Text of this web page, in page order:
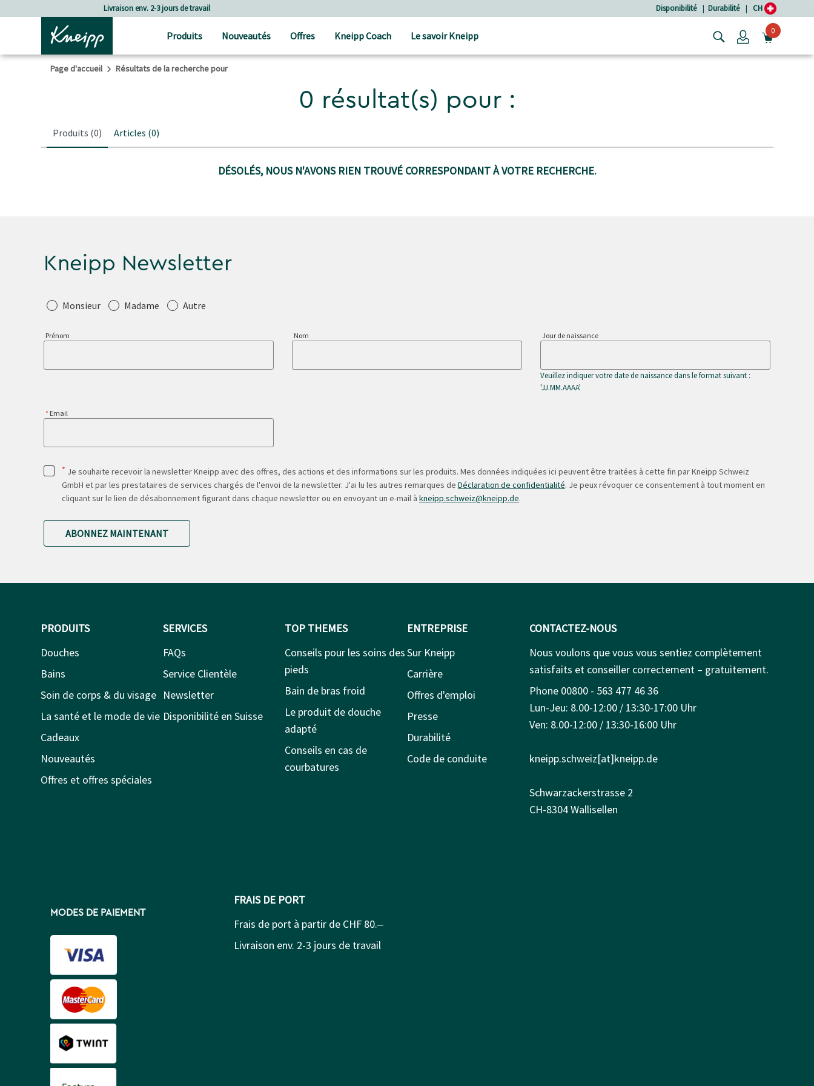
Passer au contenu principal
Passer au contenu du pied de pageLivraison env. 2-3 jours de travail Disponibilité | Durabilité | CH
Produits Nouveautés Offres Kneipp Coach Le savoir Kneipp Login0
Page d'accueil Résultats de la recherche pour
0 résultat(s) pour :
Produits (0) Articles (0)
DÉSOLÉS, NOUS N'AVONS RIEN TROUVÉ CORRESPONDANT À VOTRE RECHERCHE.
Kneipp Newsletter
Salutation
Monsieur Madame Autre
Prénom Nom Jour de naissance
Veuillez indiquer votre date de naissance dans le format suivant :
'JJ.MM.AAAA'
Email
* Je souhaite recevoir la newsletter Kneipp avec des offres, des actions et des informations sur les produits. Mes données indiquées ici peuvent être traitées à cette fin par Kneipp Schweiz
GmbH et par les prestataires de services chargés de l'envoi de la newsletter. J'ai lu les autres remarques de Déclaration de confidentialité. Je peux révoquer ce consentement à tout moment en
cliquant sur le lien de désabonnement figurant dans chaque newsletter ou en envoyant un e-mail à kneipp.schweiz@kneipp.de.
ABONNEZ MAINTENANT
PRODUITS
Douches
Bains
Soin de corps & du visage
La santé et le mode de vie
Cadeaux
Nouveautés
Offres et offres spéciales
SERVICES
FAQs
Service Clientèle
Newsletter
Disponibilité en Suisse
TOP THEMES
Conseils pour les soins des
pieds
Bain de bras froid
Le produit de douche
adapté
Conseils en cas de
courbatures
ENTREPRISE
Sur Kneipp
Carrière
Offres d'emploi
Presse
Durabilité
Code de conduite
CONTACTEZ-NOUS
Nous voulons que vous vous sentiez complètement
satisfaits et conseiller correctement – gratuitement.
Phone 00800 - 563 477 46 36
Lun-Jeu: 8.00-12:00 / 13:30-17:00 Uhr
Ven: 8.00-12:00 / 13:30-16:00 Uhr
kneipp.schweiz[at]kneipp.de
Schwarzackerstrasse 2
CH-8304 Wallisellen
MODES DE PAIEMENT
FRAIS DE PORT
Frais de port à partir de CHF 80.‒
Livraison env. 2-3 jours de travail